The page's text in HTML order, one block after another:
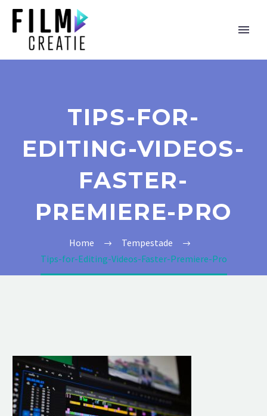
TIPS-FOR-
EDITING-VIDEOS-
FASTER-
PREMIERE-PRO
Home
Tempestade
Tips-for-Editing-Videos-Faster-Premiere-Pro